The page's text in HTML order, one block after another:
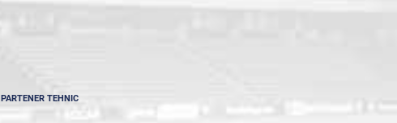
PARTENER TEHNIC